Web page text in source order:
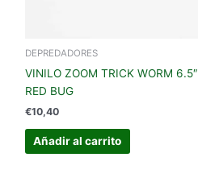
DEPREDADORES
VINILO ZOOM TRICK WORM 6.5″
RED BUG
€10,40
Añadir al carrito